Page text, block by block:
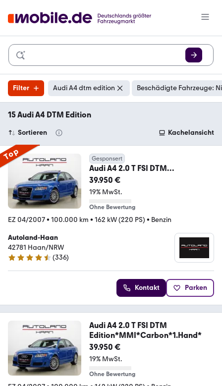
Filter Audi A4 dtm edition Beschädigte Fahrzeuge:
15 Audi A4 DTM Edition
Sortieren Kachelansicht
Top Gesponsert
Audi A4 2.0 T FSI DTM
Edition*MMI*Carbon*1.Hand*
39.950 €
19% MwSt.
Ohne Bewertung
EZ 04/2007• 100.000 km • 162 kW (220 PS) • Benzin
Autoland-Haan
42781 Haan/NRW
4.5 Sterne
(336)
Kontakt Parken
Audi A4 2.0 T FSI DTM
Edition*MMI*Carbon*1.Hand*
39.950 €
19% MwSt.
Ohne Bewertung